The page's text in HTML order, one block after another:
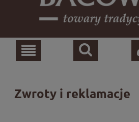
Zwroty i reklamacje